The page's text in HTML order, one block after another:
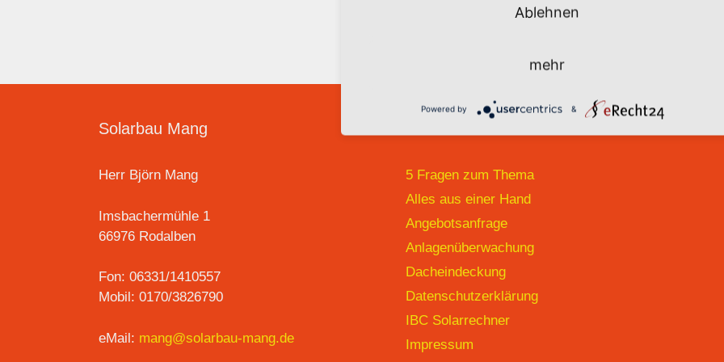
Solarbau Mang
Herr Björn Mang
Imsbachermühle 1
66976 Rodalben
Fon: 06331/1410557
Mobil: 0170/3826790
eMail: mang@solarbau-mang.de
5 Fragen zum Thema
Alles aus einer Hand
Angebotsanfrage
Anlagenüberwachung
Dacheindeckung
Datenschutzerklärung
IBC Solarrechner
Impressum
Ablehnen
mehr
Powered by &